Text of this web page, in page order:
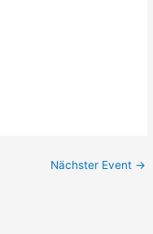
Nächster Event →